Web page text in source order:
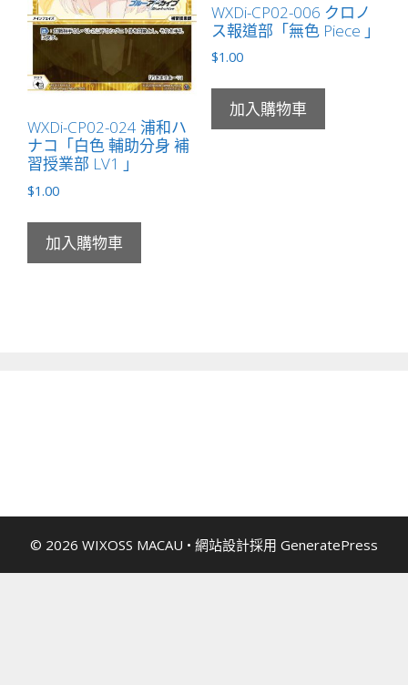
WXDi-CP02-024 浦和ハ
ナコ「白色 輔助分身 補
習授業部 LV1 」
$1.00
加入購物車
WXDi-CP02-006 クロノ
ス報道部「無色 Piece 」
$1.00
加入購物車
© 2026 WIXOSS MACAU • 網站設計採用 GeneratePress